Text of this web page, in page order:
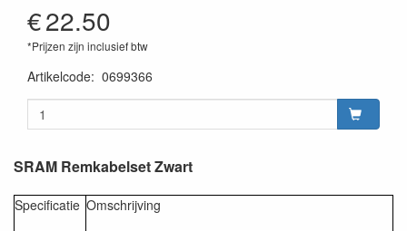
€22.50
*Prijzen zijn inclusief btw
Artikelcode: 0699366
SRAM Remkabelset Zwart
Specificatie Omschrijving